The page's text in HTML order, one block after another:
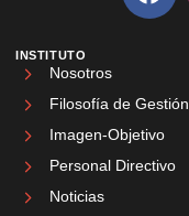
INSTITUTO
Nosotros
Filosofía de Gestión
Imagen-Objetivo
Personal Directivo
Noticias